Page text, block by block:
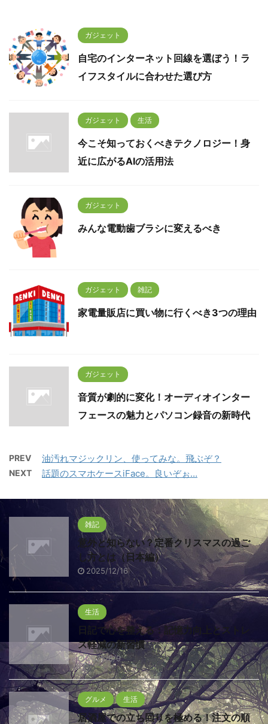
ガジェット
自宅のインターネット回線を選ぼう！ラ
イフスタイルに合わせた選び方
ガジェット 生活
今こそ知っておくべきテクノロジー！身
近に広がるAIの活用法
ガジェット
みんな電動歯ブラシに変えるべき
ガジェット 雑記
家電量販店に買い物に行くべき3つの理由
ガジェット
音質が劇的に変化！オーディオインター
フェースの魅力とパソコン録音の新時代
PREV 油汚れマジックリン、使ってみな。飛ぶぞ？
NEXT 話題のスマホケースiFace。良いぞぉ…
雑記
意外と知らない？定番クリスマスの過ご
し方とは（日本編）
2025/12/16
生活
日記で心を整える：記憶力向上とストレ
ス軽減の新習慣
2025/8/9
グルメ 生活
居酒屋での立ち回りを極める！注文の順